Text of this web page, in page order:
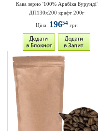
Кава зерно '100% Арабіка Бурунді'
ДП130х200 крафт 200г
Ціна: 19654грн